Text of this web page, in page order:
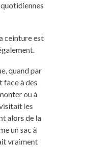
ceinture est
quand par
face à des
ou à
les
alors de la
un sac à
vraiment